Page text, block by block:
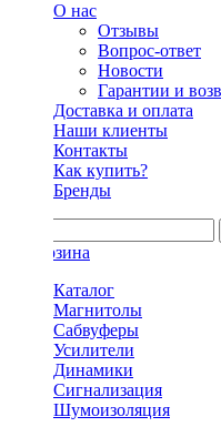
О нас
Отзывы
Вопрос-ответ
Новости
Гарантии и
Доставка и оплата
Наши клиенты
Контакты
Как купить?
Бренды
Каталог
Магнитолы
Сабвуферы
Усилители
Динамики
Сигнализация
Шумоизоляция